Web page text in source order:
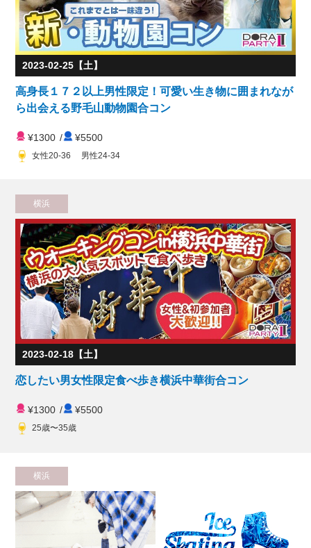
2023-02-25【土】
高身長１７２以上男性限定！可愛い生き物に囲まれなが
ら出会える野毛山動物園合コン
¥1300 / ¥5500
女性20-36 男性24-34
横浜
2023-02-18【土】
恋したい男女性限定食べ歩き横浜中華街合コン
¥1300 / ¥5500
25歳〜35歳
横浜